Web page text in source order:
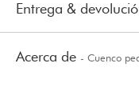
pálido Spiro
Entrega &
verde pálido Spiro
Acerca de - Cuenco